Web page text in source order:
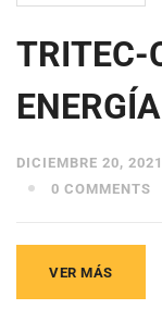
TRITEC-
DICIEMBRE 20, 2021
0 COMMENTS
VER MÁS